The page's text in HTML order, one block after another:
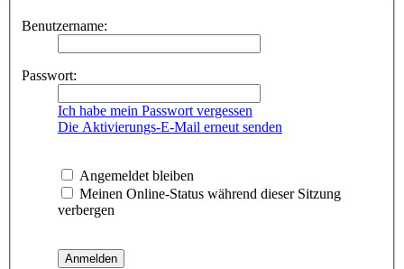
Benutzername:
Passwort:
Ich habe mein Passwort vergessen
Die Aktivierungs-E-Mail erneut senden
Angemeldet bleiben
Meinen Online-Status während dieser Sitzung
verbergen